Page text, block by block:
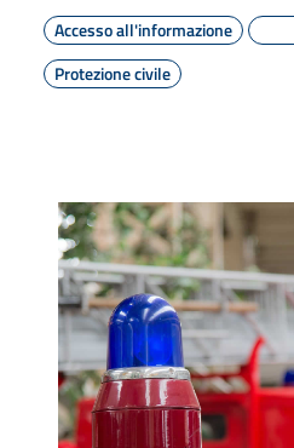
Accesso all'informazione
Protezione civile